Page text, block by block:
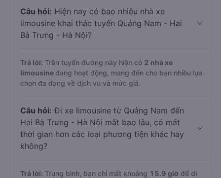
Câu hỏi: Hiện nay có bao nhiêu nhà xe
limousine khai thác tuyến Quảng Nam - Hai
Bà Trưng - Hà Nội?
Trả lời: Trên tuyến đường này hiện có 2 nhà xe
limousine đang hoạt động, mang đến cho bạn nhiều lựa
chọn đa dạng về dịch vụ và mức giá.
Câu hỏi: Đi xe limousine từ Quảng Nam đến
Hai Bà Trưng - Hà Nội mất bao lâu, có mất
thời gian hơn các loại phương tiện khác hay
không?
Trả lời: Trung bình, bạn chỉ mất khoảng 15.9 giờ để di